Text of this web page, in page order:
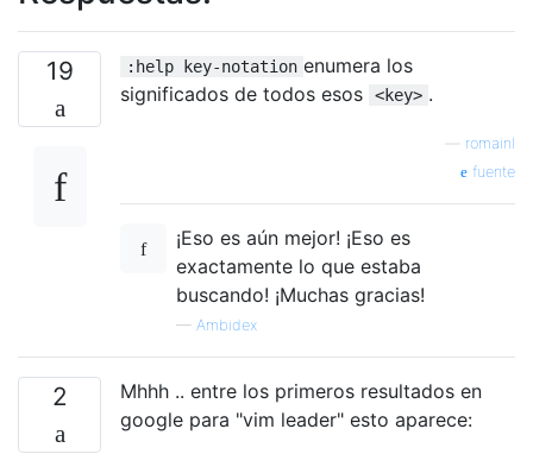
19 :help key-notation enumera los
significados de todos esos
<key> .
romainl
fuente
¡Eso es aún mejor! ¡Eso es
exactamente lo que estaba
buscando! ¡Muchas gracias!
— Ambidex
2
Mhhh .. entre los primeros resultados en
google para "vim leader" esto aparece: